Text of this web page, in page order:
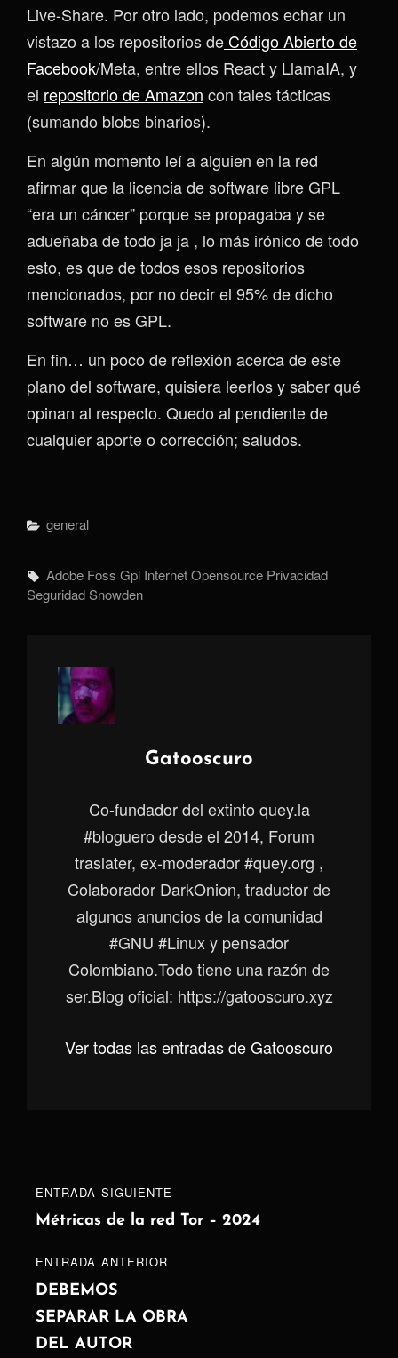
Live-Share. Por otro lado, podemos echar un
vistazo a los repositorios deCódigo Abierto de
Facebook/Meta, entre ellos React y LlamaIA, y
el repositorio de Amazon con tales tácticas
(sumando blobs binarios).
En algún momento leí a alguien en la red
afirmar que la licencia de software libre GPL
“era un cáncer” porque se propagaba y se
adueñaba de todo ja ja , lo más irónico de todo
esto, es que de todos esos repositorios
mencionados, por no decir el 95% de dicho
software no es GPL.
En fin… un poco de reflexión acerca de este
plano del software, quisiera leerlos y saber qué
opinan al respecto. Quedo al pendiente de
cualquier aporte o corrección; saludos.
Categorías
General
Etiquetas,
Adobe Foss Gpl InternetOpensource Privacidad
SeguridadSnowden
Autor:
Gatooscuro
Co-fundador del extinto quey.la
#bloguero desde el 2014, Forum
traslater, ex-moderador #quey.org ,
Colaborador DarkOnion, traductor de
algunos anuncios de la comunidad
#GNU #Linux y pensador
Colombiano.Todo tiene una razón de
ser.Blog oficial: https://gatooscuro.xyz
Ver todas las entradas de Gatooscuro
Navegación
de
entradas
ENTRADA
ANTERIOR
ENTRADA ANTERIOR
DEBEMOS
SEPARAR LA OBRA
DEL AUTOR
Entrada
siguiente
ENTRADA SIGUIENTE
Métricas de la red Tor – 2024